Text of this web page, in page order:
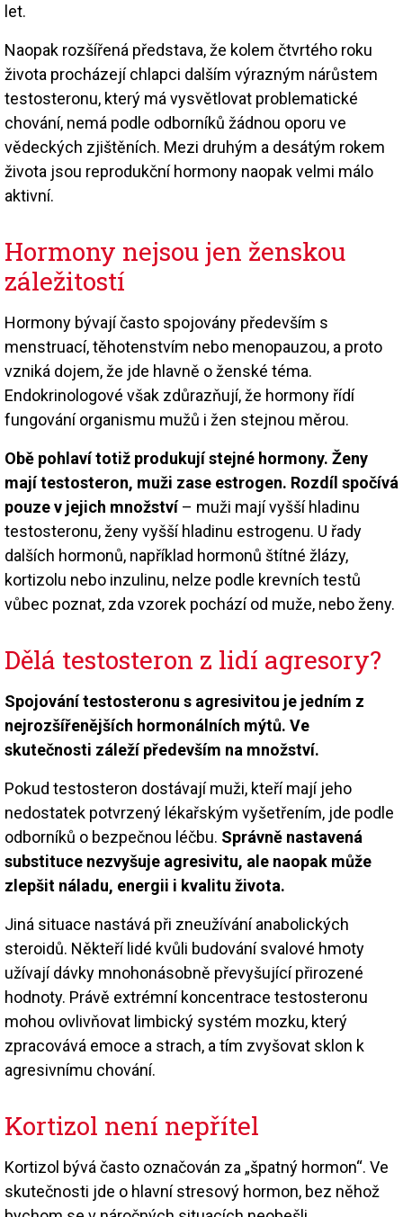
let.
Naopak rozšířená představa, že kolem čtvrtého roku
života procházejí chlapci dalším výrazným nárůstem
testosteronu, který má vysvětlovat problematické
chování, nemá podle odborníků žádnou oporu ve
vědeckých zjištěních. Mezi druhým a desátým rokem
života jsou reprodukční hormony naopak velmi málo
aktivní.
Hormony nejsou jen ženskou
záležitostí
Hormony bývají často spojovány především s
menstruací, těhotenstvím nebo menopauzou, a proto
vzniká dojem, že jde hlavně o ženské téma.
Endokrinologové však zdůrazňují, že hormony řídí
fungování organismu mužů i žen stejnou měrou.
Obě pohlaví totiž produkují stejné hormony. Ženy
mají testosteron, muži zase estrogen. Rozdíl spočívá
pouze v jejich množství– muži mají vyšší hladinu
testosteronu, ženy vyšší hladinu estrogenu. U řady
dalších hormonů, například hormonů štítné žlázy,
kortizolu nebo inzulinu, nelze podle krevních testů
vůbec poznat, zda vzorek pochází od muže, nebo ženy.
Dělá testosteron z lidí agresory?
Spojování testosteronu s agresivitou je jedním z
nejrozšířenějších hormonálních mýtů. Ve
skutečnosti záleží především na množství.
Pokud testosteron dostávají muži, kteří mají jeho
nedostatek potvrzený lékařským vyšetřením, jde podle
odborníků o bezpečnou léčbu. Správně nastavená
substituce nezvyšuje agresivitu, ale naopak může
zlepšit náladu, energii i kvalitu života.
Jiná situace nastává při zneužívání anabolických
steroidů. Někteří lidé kvůli budování svalové hmoty
užívají dávky mnohonásobně převyšující přirozené
hodnoty. Právě extrémní koncentrace testosteronu
mohou ovlivňovat limbický systém mozku, který
zpracovává emoce a strach, a tím zvyšovat sklon k
agresivnímu chování.
Kortizol není nepřítel
Kortizol bývá často označován za „špatný hormon“. Ve
skutečnosti jde o hlavní stresový hormon, bez něhož